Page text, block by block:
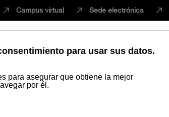
Campus virtual Sede electrónica
EstudiarInnovaciónVida universitaria